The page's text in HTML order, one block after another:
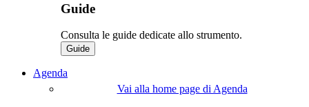
Guide
Consulta le guide dedicate allo strumento.
Guide
Agenda
Vai alla home page di Agenda